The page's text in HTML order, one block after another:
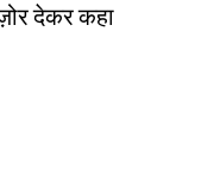
देकर कहा